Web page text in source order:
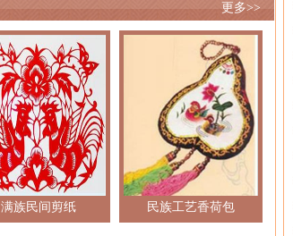
更多>>
满族民间剪纸 民族工艺香荷包